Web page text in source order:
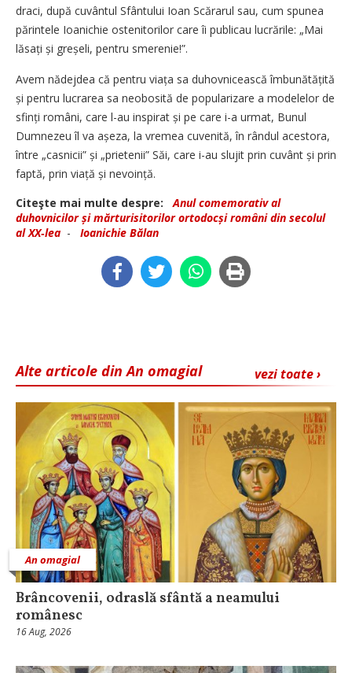
draci, după cuvântul Sfântului Ioan Scărarul sau, cum spunea
părintele Ioanichie ostenitorilor care îi publicau lucrările: „Mai
lăsați și greșeli, pentru smerenie!”.
Avem nădejdea că pentru viața sa duhovnicească îmbună­tățită
și pentru lucrarea sa neobosită de popularizare a modelelor de
sfinți români, care l-au inspirat și pe care i-a urmat, Bunul
Dumnezeu îl va așeza, la vremea cuvenită, în rândul acestora,
între „casnicii” și „prietenii” Săi, care i-au slujit prin cuvânt și prin
faptă, prin viață și nevoință.
Citeşte mai multe despre:
Anul comemorativ al
duhovnicilor și mărturisitorilor ortodocși români din secolul
al XX‑lea - Ioanichie Bălan
vezi toate ›
Alte articole din An omagial
An omagial
Brâncovenii, odraslă sfântă a neamului
românesc
16 Aug, 2026